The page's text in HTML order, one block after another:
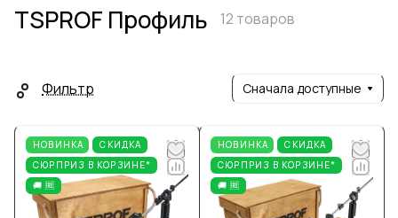
TSPROF Профиль 12 товаров
Фильтр Сначала доступные
НОВИНКА
СКИДКА
СЮРПРИЗ В КОРЗИНЕ*
🚚 🆓
НОВИНКА
СКИДКА
СЮРПРИЗ В КОРЗИНЕ*
🚚 🆓